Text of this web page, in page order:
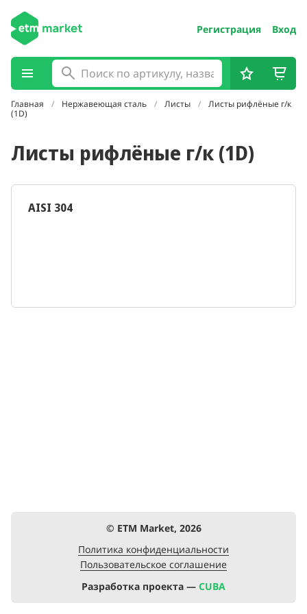
Регистрация Вход
Главная Нержавеющая сталь Листы
Листы рифлёные г/к
(1D)
Листы рифлёные г/к (1D)
AISI 304
© ETM Market, 2026
Политика конфиденциальности
Пользовательское соглашение
Разработка проекта — CUBA